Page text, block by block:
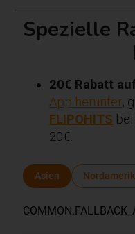
Spezielle
20€ Rabatt
App herunter,
FLIPOHITS
20€.